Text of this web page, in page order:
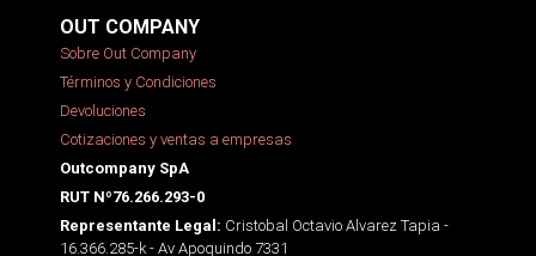
OUT COMPANY
Sobre Out Company
Términos y Condiciones
Devoluciones
Cotizaciones y ventas a empresas
Outcompany SpA
RUT Nº76.266.293-0
Representante Legal: Cristobal Octavio Alvarez Tapia -
16.366.285-k - Av Apoquindo 7331